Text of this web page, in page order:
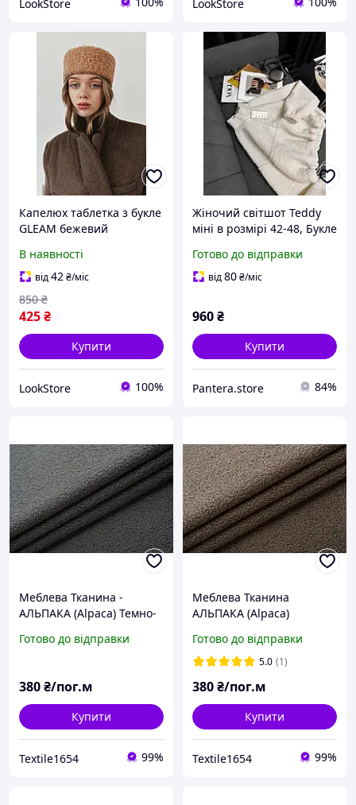
LookStore LookStore
Капелюх таблетка з букле
GLEAM бежевий
В наявності
від42₴/міс
425₴
850 ₴
Купити
LookStore 100%
Жіночий світшот Teddy
міні в розмірі 42-48, Букле
Готово до відправки
від80₴/міс
960₴
Купити
Pantera.store 84%
Меблева Тканина -
АЛЬПАКА (Alpaca) Темно-
Готово до відправки
380₴/пог.м
Купити
Textile1654 99%
Меблева Тканина
АЛЬПАКА (Alpaca)
Букле.
Готово до відправки
5.0 (1)
380₴/пог.м
Купити
Textile1654 99%